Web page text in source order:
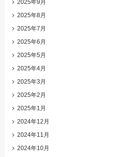
2025年9月
2025年8月
2025年7月
2025年6月
2025年5月
2025年4月
2025年3月
2025年2月
2025年1月
2024年12月
2024年11月
2024年10月